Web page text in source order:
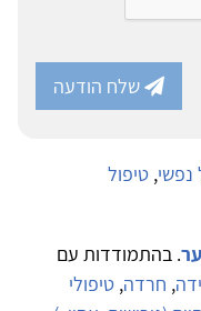
שלח הודעה
נפשי, טיפול
. בהתמודדות עם
, חרדה, טיפולי